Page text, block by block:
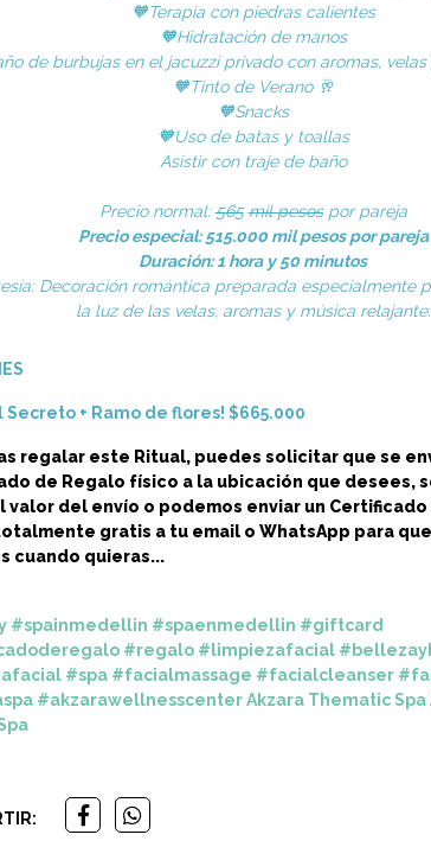
🧡Terapia con piedras calientes
🧡Hidratación de manos
de burbujas en el jacuzzi privado con aromas,
🧡Tinto de Verano 🥂
🧡Snacks
🧡Uso de batas y toallas
Asistir con traje de baño
Precio normal:565 mil pesospor pareja
Precio especial: 515.000 mil pesos por pareja
Duración: 1 hora y 50 minutos
Decoración romántica preparada especialmente
la luz de las velas, aromas y música relajante.
Secreto + Ramo de flores! $665.000
regalar este Ritual, puedes solicitar que se
de Regalo físico a la ubicación que desees,
valor del envío o podemos enviar un
gratis a tu email o WhatsApp para
cuando quieras...
#spainmedellin #spaenmedellin #giftcard
#regalo #limpiezafacial
#spa #facialmassage #facialcleanser
#akzarawellnesscenterAkzara Thematic Spa